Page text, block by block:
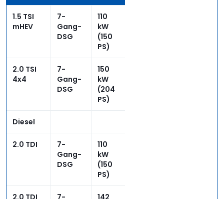
1.5 TSI
mHEV
7-
Gang-
DSG
110
kW
(150
PS)
2.0 TSI
4x4
7-
Gang-
DSG
150
kW
(204
PS)
Diesel
2.0 TDI
7-
Gang-
DSG
110
kW
(150
PS)
2.0 TDI
7-
142